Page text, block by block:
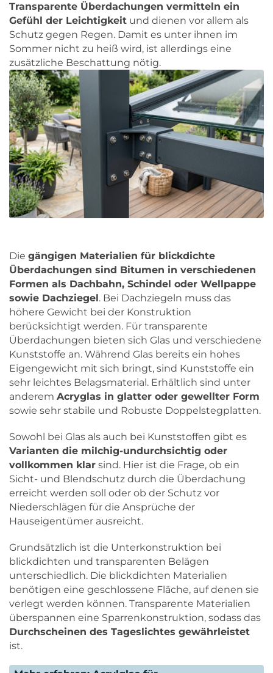
Transparente Überdachungen vermitteln ein
Gefühl der Leichtigkeit und dienen vor allem als
Schutz gegen Regen. Damit es unter ihnen im
Sommer nicht zu heiß wird, ist allerdings eine
zusätzliche Beschattung nötig.
Die gängigen Materialien für blickdichte
Überdachungen sind Bitumen in verschiedenen
Formen als Dachbahn, Schindel oder Wellpappe
sowie Dachziegel . Bei Dachziegeln muss das
höhere Gewicht bei der Konstruktion
berücksichtigt werden. Für transparente
Überdachungen bieten sich Glas und verschiedene
Kunststoffe an. Während Glas bereits ein hohes
Eigengewicht mit sich bringt, sind Kunststoffe ein
sehr leichtes Belagsmaterial. Erhältlich sind unter
anderem Acryglas in glatter oder gewellter Form
sowie sehr stabile und Robuste Doppelstegplatten.
Sowohl bei Glas als auch bei Kunststoffen gibt es
Varianten die milchig-undurchsichtig oder
vollkommen klar sind. Hier ist die Frage, ob ein
Sicht- und Blendschutz durch die Überdachung
erreicht werden soll oder ob der Schutz vor
Niederschlägen für die Ansprüche der
Hauseigentümer ausreicht.
Grundsätzlich ist die Unterkonstruktion bei
blickdichten und transparenten Belägen
unterschiedlich. Die blickdichten Materialien
benötigen eine geschlossene Fläche, auf denen sie
verlegt werden können. Transparente Materialien
überspannen eine Sparrenkonstruktion, sodass das
Durchscheinen des Tageslichtes gewährleistet
ist.